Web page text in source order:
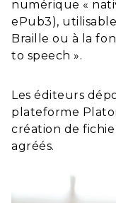
numérique «
ePub3),
Braille ou à la
to speech ».
Les éditeurs
plateforme
création de
agréés.